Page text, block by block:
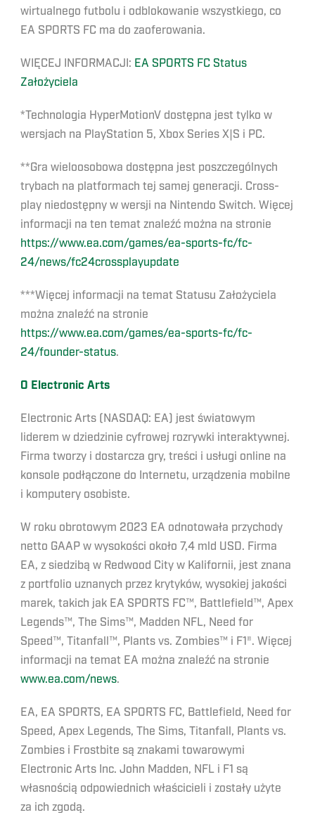
wirtualnego futbolu i odblokowanie wszystkiego, co
EA SPORTS FC ma do zaoferowania.
WIĘCEJ INFORMACJI: EA SPORTS FC Status
Założyciela
*Technologia HyperMotionV dostępna jest tylko w
wersjach na PlayStation 5, Xbox Series X|S i PC.
**Gra wieloosobowa dostępna jest poszczególnych
trybach na platformach tej samej generacji. Cross-
play niedostępny w wersji na Nintendo Switch. Więcej
informacji na ten temat znaleźć można na stronie
https://www.ea.com/games/ea-sports-fc/fc-
24/news/fc24crossplayupdate
***Więcej informacji na temat Statusu Założyciela
można znaleźć na stronie
https://www.ea.com/games/ea-sports-fc/fc-
24/founder-status.
O Electronic Arts
Electronic Arts (NASDAQ: EA) jest światowym
liderem w dziedzinie cyfrowej rozrywki interaktywnej.
Firma tworzy i dostarcza gry, treści i usługi online na
konsole podłączone do Internetu, urządzenia mobilne
i komputery osobiste.
W roku obrotowym 2023 EA odnotowała przychody
netto GAAP w wysokości około 7,4 mld USD. Firma
EA, z siedzibą w Redwood City w Kalifornii, jest znana
z portfolio uznanych przez krytyków, wysokiej jakości
marek, takich jak EA SPORTS FC™, Battlefield™, Apex
Legends™, The Sims™, Madden NFL, Need for
Speed™, Titanfall™, Plants vs. Zombies™ i F1®. Więcej
informacji na temat EA można znaleźć na stronie
www.ea.com/news.
EA, EA SPORTS, EA SPORTS FC, Battlefield, Need for
Speed, Apex Legends, The Sims, Titanfall, Plants vs.
Zombies i Frostbite są znakami towarowymi
Electronic Arts Inc. John Madden, NFL i F1 są
własnością odpowiednich właścicieli i zostały użyte
za ich zgodą.